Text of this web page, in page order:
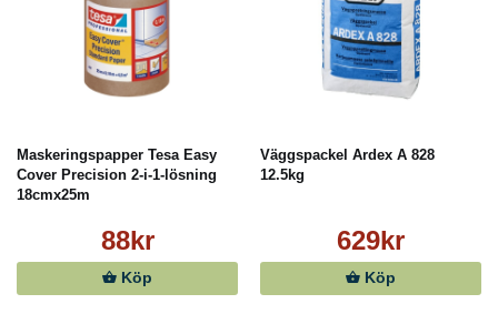
Maskeringspapper Tesa Easy
Cover Precision 2-i-1-lösning
18cmx25m
88kr
Köp
Väggspackel Ardex A 828
12.5kg
629kr
Köp